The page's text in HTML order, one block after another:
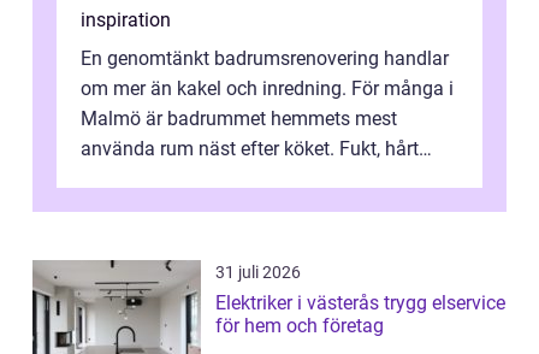
inspiration
En genomtänkt badrumsrenovering handlar
om mer än kakel och inredning. För många i
Malmö är badrummet hemmets mest
använda rum näst efter köket. Fukt, hårt
...
31 juli 2026
Elektriker i västerås trygg elservice
för hem och företag